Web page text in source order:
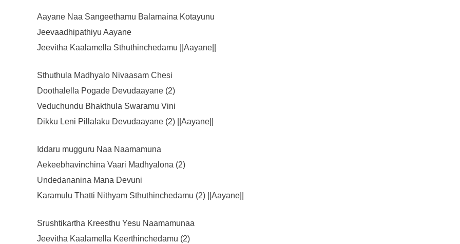
Aayane Naa Sangeethamu Balamaina Kotayunu
Jeevaadhipathiyu Aayane
Jeevitha Kaalamella Sthuthinchedamu ||Aayane||
Sthuthula Madhyalo Nivaasam Chesi
Doothalella Pogade Devudaayane (2)
Veduchundu Bhakthula Swaramu Vini
Dikku Leni Pillalaku Devudaayane (2) ||Aayane||
Iddaru mugguru Naa Naamamuna
Aekeebhavinchina Vaari Madhyalona (2)
Undedananina Mana Devuni
Karamulu Thatti Nithyam Sthuthinchedamu (2) ||Aayane||
Srushtikartha Kreesthu Yesu Naamamunaa
Jeevitha Kaalamella Keerthinchedamu (2)